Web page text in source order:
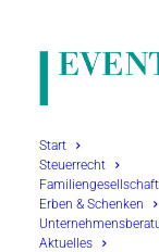
Start
Steuerrecht
Erben & Schenken
Aktuelles
Erbschafts-